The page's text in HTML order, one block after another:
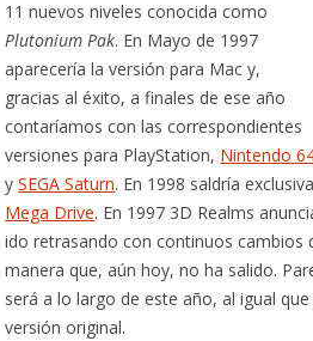
11 nuevos niveles conocida como
Plutonium Pak. En Mayo de 1997
aparecería la versión para Mac y,
gracias al éxito, a finales de ese año
contaríamos con las correspondientes
versiones para PlayStation, Nintendo
ySEGA Saturn. En 1998 saldría
Mega Drive. En 1997 3D Realms
ido retrasando con continuos
manera que, aún hoy, no ha salido.
será a lo largo de este año, al igual
versión original.